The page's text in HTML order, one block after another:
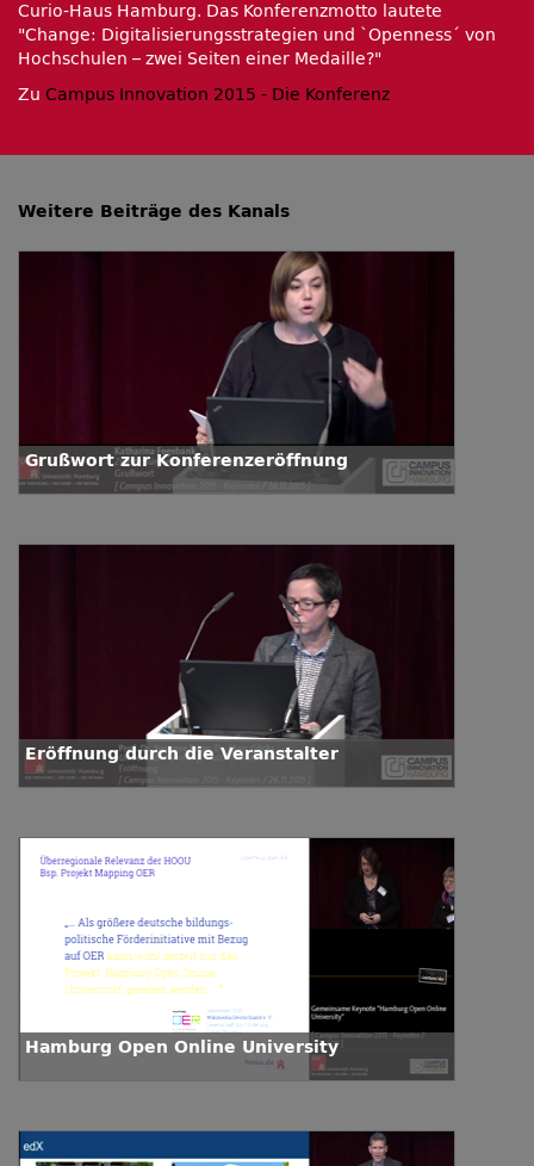
Curio-Haus Hamburg. Das Konferenzmotto lautete
Change: Digitalisierungsstrategien und `Openness´ von
Hochschulen – zwei Seiten einer Medaille?
Zu Campus Innovation 2015 - Die Konferenz
Weitere Beiträge des Kanals
Grußwort zur Konferenzeröffnung
Eröffnung durch die Veranstalter
Hamburg Open Online University